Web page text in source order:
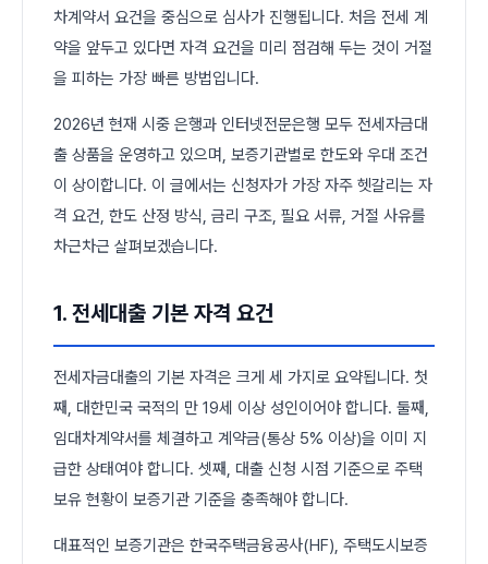
차계약서 요건을 중심으로 심사가 진행됩니다. 처음 전세 계
약을 앞두고 있다면 자격 요건을 미리 점검해 두는 것이 거절
을 피하는 가장 빠른 방법입니다.
2026년 현재 시중 은행과 인터넷전문은행 모두 전세자금대
출 상품을 운영하고 있으며, 보증기관별로 한도와 우대 조건
이 상이합니다. 이 글에서는 신청자가 가장 자주 헷갈리는 자
격 요건, 한도 산정 방식, 금리 구조, 필요 서류, 거절 사유를
차근차근 살펴보겠습니다.
1. 전세대출 기본 자격 요건
전세자금대출의 기본 자격은 크게 세 가지로 요약됩니다. 첫
째, 대한민국 국적의 만 19세 이상 성인이어야 합니다. 둘째,
임대차계약서를 체결하고 계약금(통상 5% 이상)을 이미 지
급한 상태여야 합니다. 셋째, 대출 신청 시점 기준으로 주택
보유 현황이 보증기관 기준을 충족해야 합니다.
대표적인 보증기관은 한국주택금융공사(HF), 주택도시보증